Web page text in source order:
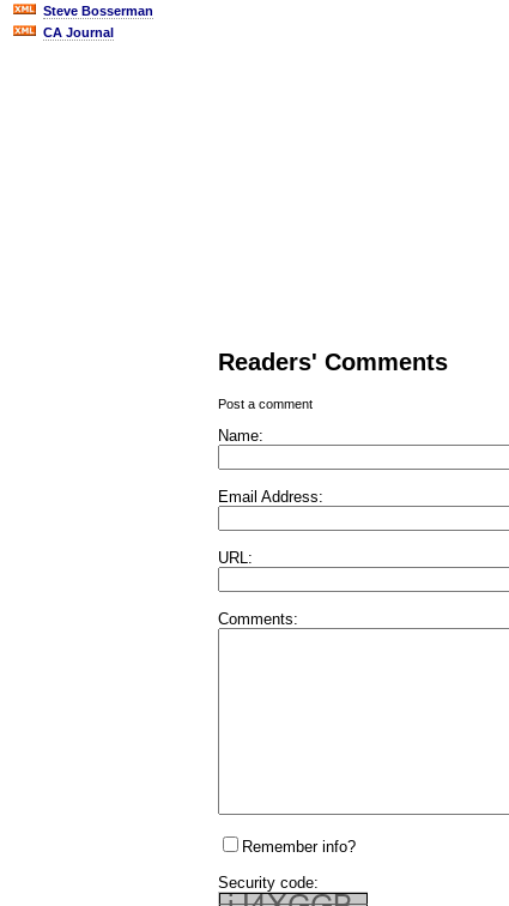
Steve Bosserman
CA Journal
Readers' Comments
Post a comment
Name:
Email Address:
URL:
Comments:
Remember info?
Security code: